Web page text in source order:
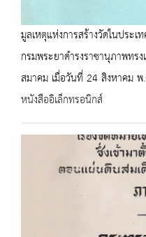
มูลเหตุแห่งการสร้างวัดในประเ
กรมพระยาดำรงราชานุภาพทร
สมาคม เมื่อวันที่ 24 สิงหาคม พ
หนังสืออิเล็กทรอนิกส์